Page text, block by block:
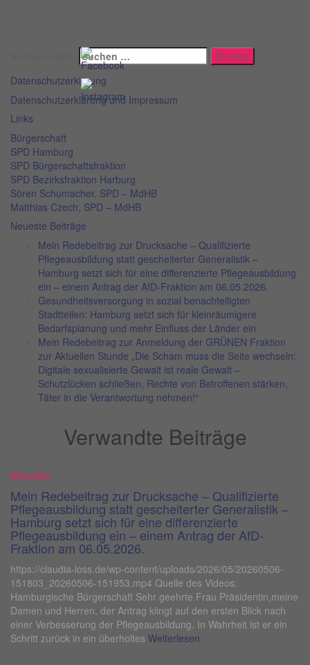
Datenschutzerklärung
Datenschutzerklärung und Impressum
Links
Bürgerschaft
SPD Hamburg
SPD Bürgerschaftsfraktion
SPD Bezirksfraktion Harburg
Sören Schumacher, SPD – MdHB
Matthias Czech, SPD – MdHB
Neueste Beiträge
Mein Redebeitrag zur Drucksache – Qualifizierte
Pflegeausbildung statt gescheiterter Generalistik –
Hamburg setzt sich für eine differenzierte Pflegeausbildung
ein – einem Antrag der AfD-Fraktion am 06.05.2026.
Gesundheitsversorgung in sozial benachteiligten
Stadtteilen: Hamburg setzt sich für kleinräumigere
Bedarfsplanung und mehr Einfluss der Länder ein
Mein Redebeitrag zur Anmeldung der GRÜNEN Fraktion
zur Aktuellen Stunde „Die Scham muss die Seite wechseln:
Digitale sexualisierte Gewalt ist reale Gewalt –
Schutzlücken schließen, Rechte von Betroffenen stärken,
Täter in die Verantwortung nehmen!“
Verwandte Beiträge
Aktuelles
Mein Redebeitrag zur Drucksache – Qualifizierte
Pflegeausbildung statt gescheiterter Generalistik –
Hamburg setzt sich für eine differenzierte
Pflegeausbildung ein – einem Antrag der AfD-
Fraktion am 06.05.2026.
https://claudia-loss.de/wp-content/uploads/2026/05/20260506-
151803_20260506-151953.mp4 Quelle des Videos:
Hamburgische Bürgerschaft Sehr geehrte Frau Präsidentin,meine
Damen und Herren, der Antrag klingt auf den ersten Blick nach
einer Verbesserung der Pflegeausbildung. In Wahrheit ist er ein
Schritt zurück in ein überholtes Weiterlesen